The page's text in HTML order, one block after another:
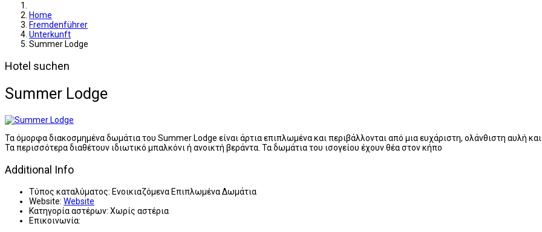
Home
Fremdenführer
Unterkunft
Summer Lodge
Hotel suchen
Summer Lodge
Τα όμορφα διακοσμημένα δωμάτια του Summer Lodge είναι άρτια επιπλωμένα και περιβάλλονται από μια ευχάριστη, ολάνθιστη αυλή και
Τα περισσότερα διαθέτουν ιδιωτικό μπαλκόνι ή ανοικτή βεράντα. Τα δωμάτια του ισογείου έχουν θέα στον κήπο
Additional Info
Τύπος καταλύματος: Ενοικιαζόμενα Επιπλωμένα Δωμάτια
Website: Website
Κατηγορία αστέρων: Χωρίς αστέρια
Επικοινωνία: